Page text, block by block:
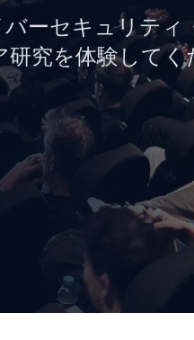
バーセキュリティ
研究を体験してく